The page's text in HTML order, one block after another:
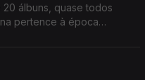
20 álbuns, quase todos
pertence à época